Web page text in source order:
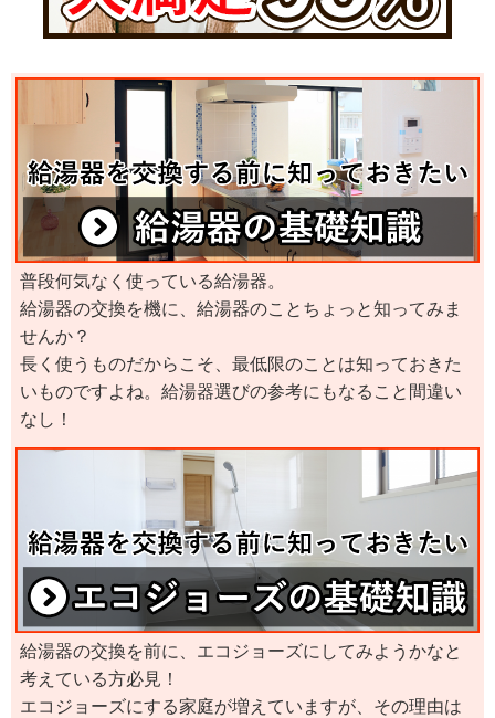
普段何気なく使っている給湯器。
給湯器の交換を機に、給湯器のことちょっと知ってみま
せんか？
長く使うものだからこそ、最低限のことは知っておきた
いものですよね。給湯器選びの参考にもなること間違い
なし！
給湯器の交換を前に、エコジョーズにしてみようかなと
考えている方必見！
エコジョーズにする家庭が増えていますが、その理由は